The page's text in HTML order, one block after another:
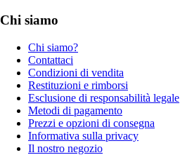
Chi siamo
Chi siamo?
Contattaci
Condizioni di vendita
Restituzioni e rimborsi
Esclusione di responsabilità legale
Metodi di pagamento
Prezzi e opzioni di consegna
Informativa sulla privacy
Il nostro negozio